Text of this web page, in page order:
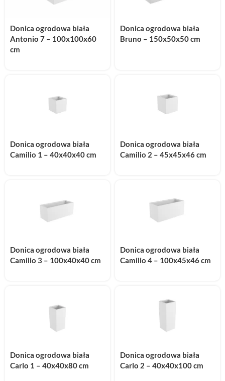
Donica ogrodowa biała
Antonio 7 – 100x100x60
cm
Donica ogrodowa biała
Bruno – 150x50x50 cm
Donica ogrodowa biała
Camilio 1 – 40x40x40 cm
Donica ogrodowa biała
Camilio 2 – 45x45x46 cm
Donica ogrodowa biała
Camilio 3 – 100x40x40 cm
Donica ogrodowa biała
Camilio 4 – 100x45x46 cm
Donica ogrodowa biała
Carlo 1 – 40x40x80 cm
Donica ogrodowa biała
Carlo 2 – 40x40x100 cm